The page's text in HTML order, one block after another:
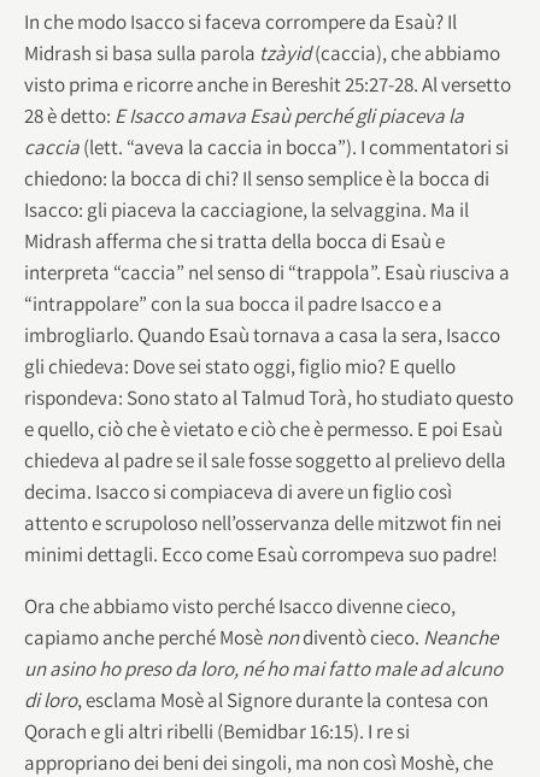
In che modo Isacco si faceva corrompere da Esaù? Il
Midrash si basa sulla parola tzàyid(caccia), che abbiamo
visto prima e ricorre anche in Bereshit 25:27-28. Al versetto
28 è detto: E Isacco amava Esaù perché gli piaceva la
caccia(lett. “aveva la caccia in bocca”). I commentatori si
chiedono: la bocca di chi? Il senso semplice è la bocca di
Isacco: gli piaceva la cacciagione, la selvaggina. Ma il
Midrash afferma che si tratta della bocca di Esaù e
interpreta “caccia” nel senso di “trappola”. Esaù riusciva a
“intrappolare” con la sua bocca il padre Isacco e a
imbrogliarlo. Quando Esaù tornava a casa la sera, Isacco
gli chiedeva: Dove sei stato oggi, figlio mio? E quello
rispondeva: Sono stato al Talmud Torà, ho studiato questo
e quello, ciò che è vietato e ciò che è permesso. E poi Esaù
chiedeva al padre se il sale fosse soggetto al prelievo della
decima. Isacco si compiaceva di avere un figlio così
attento e scrupoloso nell’osservanza delle mitzwot fin nei
minimi dettagli. Ecco come Esaù corrompeva suo padre!
Ora che abbiamo visto perché Isacco divenne cieco,
capiamo anche perché Mosènondiventò cieco. Neanche
un asino ho preso da loro, né ho mai fatto male ad alcuno
di loro, esclama Mosè al Signore durante la contesa con
Qorach e gli altri ribelli (Bemidbar 16:15). I re si
appropriano dei beni dei singoli, ma non così Moshè, che